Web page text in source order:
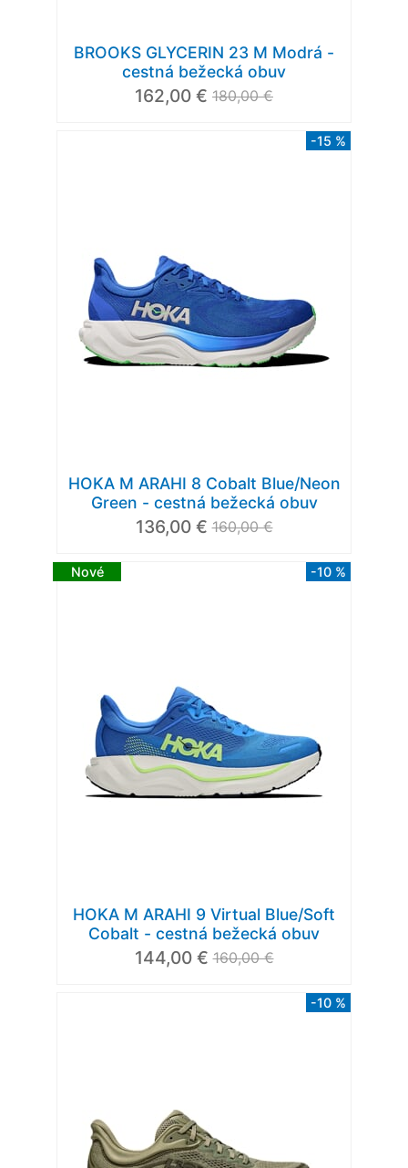
BROOKS GLYCERIN 23 M Modrá -
cestná bežecká obuv
162,00 € 180,00 €
-15 %
HOKA M ARAHI 8 Cobalt Blue/Neon
Green - cestná bežecká obuv
136,00 € 160,00 €
Nové -10 %
HOKA M ARAHI 9 Virtual Blue/Soft
Cobalt - cestná bežecká obuv
144,00 € 160,00 €
-10 %